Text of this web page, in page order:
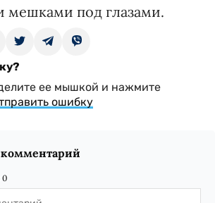
мешками под глазами.
ее мышкой и нажмите
ошибку
комментарий
0